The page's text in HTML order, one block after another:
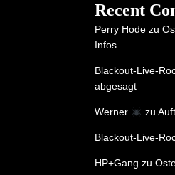
Recent
Perry Hodezu
Infos
Blackout-Live-
abgesagt
Werner zu
Blackout-Live-
HP+Gang zu